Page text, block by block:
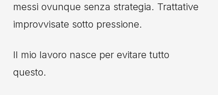
messi ovunque senza strategia. Trattative
improvvisate sotto pressione.
Il mio lavoro nasce per evitare tutto
questo.